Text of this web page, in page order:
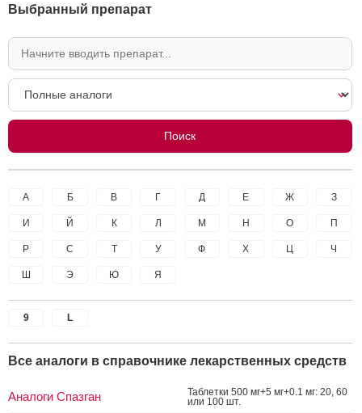
Выбранный препарат
А Б В Г Д Е Ж З
И Й К Л М Н О П
Р С Т У Ф Х Ц Ч
Ш Э Ю Я
9 L
Все аналоги в справочнике лекарственных средств
Аналоги Спазган
Таб­летки 500 мг+5 мг+0.1 мг: 20, 60
или 100 шт.